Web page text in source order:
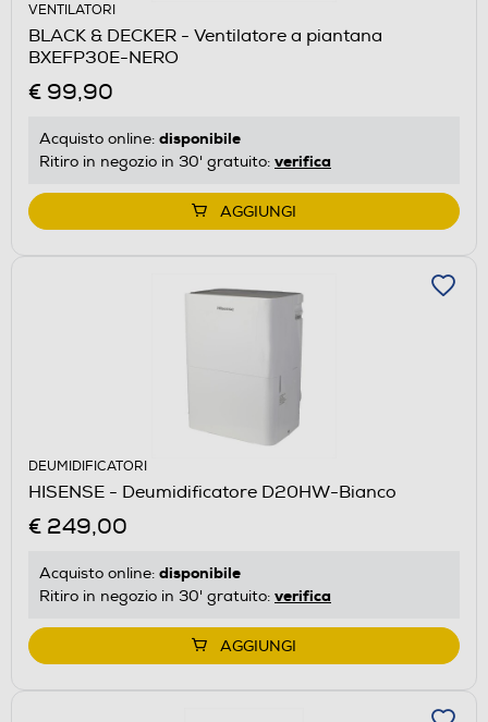
VENTILATORI
BLACK & DECKER - Ventilatore a piantana
BXEFP30E-NERO
€ 99,90
Acquisto online: disponibile
Ritiro in negozio in 30' gratuito: verifica
AGGIUNGI
DEUMIDIFICATORI
HISENSE - Deumidificatore D20HW-Bianco
€ 249,00
Acquisto online: disponibile
Ritiro in negozio in 30' gratuito: verifica
AGGIUNGI